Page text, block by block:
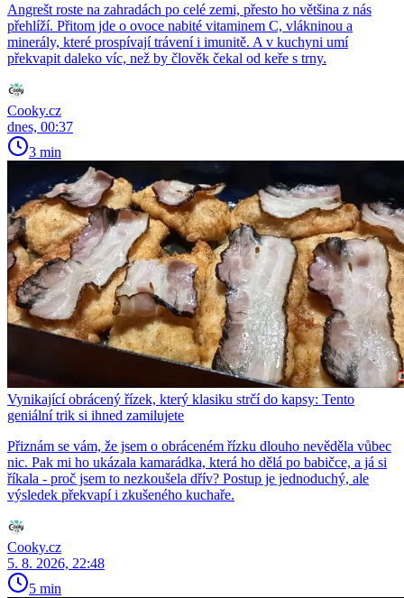
Angrešt roste na zahradách po celé zemi, přesto ho většina z nás
přehlíží. Přitom jde o ovoce nabité vitaminem C, vlákninou a
minerály, které prospívají trávení i imunitě. A v kuchyni umí
překvapit daleko víc, než by člověk čekal od keře s trny.
Cooky.cz
dnes, 00:37
3 min
Vynikající obrácený řízek, který klasiku strčí do kapsy: Tento
geniální trik si ihned zamilujete
Přiznám se vám, že jsem o obráceném řízku dlouho nevěděla vůbec
nic. Pak mi ho ukázala kamarádka, která ho dělá po babičce, a já si
říkala - proč jsem to nezkoušela dřív? Postup je jednoduchý, ale
výsledek překvapí i zkušeného kuchaře.
Cooky.cz
5. 8. 2026, 22:48
5 min